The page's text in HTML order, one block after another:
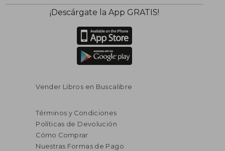
¡Descárgate la App GRATIS!
Vender Libros en Buscalibre
Términos y Condiciones
Políticas de Devolución
Cómo Comprar
Nuestras Formas de Pago